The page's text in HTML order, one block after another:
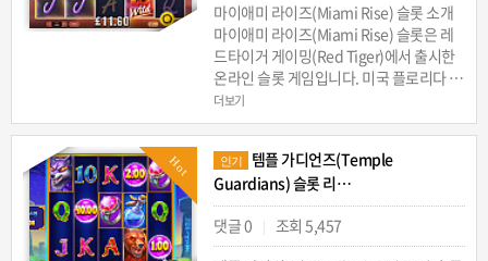
마이애미 라이즈(Miami Rise) 슬롯 소개
마이애미 라이즈(Miami Rise) 슬롯은 레
드타이거 게이밍(Red Tiger)에서 출시한
온라인 슬롯 게임입니다. 미국 플로리다 …
더보기
Hot 인기
템플 가디언즈(Temple
Guardians) 슬롯 리…
댓글 0
| 조회 5,457